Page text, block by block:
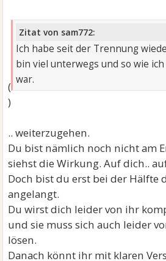
(
Zitat von sam772:
Ich habe seit der Trennung
bin viel unterwegs und so wie
war.
)
.. weiterzugehen.
Du bist nämlich noch nicht am
siehst die Wirkung. Auf dich..
Doch bist du erst bei der Hälfte
angelangt.
Du wirst dich leider von ihr
und sie muss sich auch leider
lösen.
Danach könnt ihr mit klaren